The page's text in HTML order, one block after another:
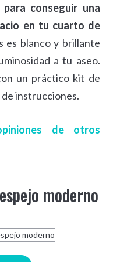
conseguir una
en tu cuarto de
es blanco y brillante
a tu aseo.
un práctico kit de
instrucciones.
de otros
moderno